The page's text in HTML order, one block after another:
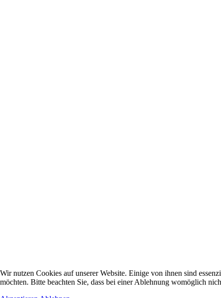
Wir nutzen Cookies auf unserer Website. Einige von ihnen sind
möchten. Bitte beachten Sie, dass bei einer Ablehnung womöglich